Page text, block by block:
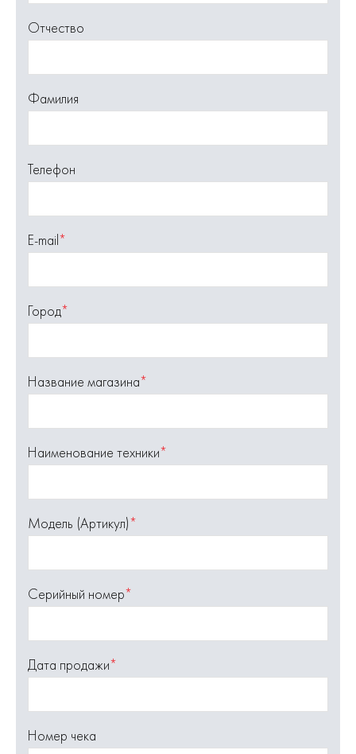
Отчество
Фамилия
Телефон
E-mail*
Город*
Название магазина*
Наименование техники*
Модель (Артикул)*
Серийный номер*
Дата продажи*
Номер чека